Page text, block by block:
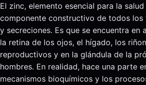
El zinc, elemento esencial para la
componente constructivo de todos
y secreciones. Es que se encuentra en
la retina de los ojos, el hígado, los
reproductivos y en la glándula de la
hombres. En realidad, hace una parte
mecanismos bioquímicos y los